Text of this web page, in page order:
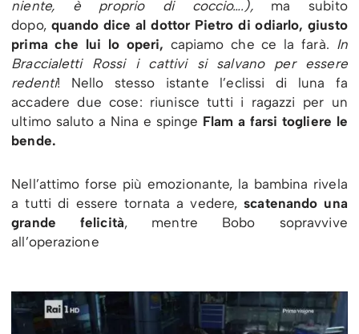
niente, è proprio di coccio….), ma subito
dopo, quando dice al dottor Pietro di odiarlo, giusto
prima che lui lo operi, capiamo che ce la farà. In
Braccialetti Rossi i cattivi si salvano per essere
redenti! Nello stesso istante l’eclissi di luna fa
accadere due cose: riunisce tutti i ragazzi per un
ultimo saluto a Nina e spinge Flam a farsi togliere le
bende.
Nell’attimo forse più emozionante, la bambina rivela
a tutti di essere tornata a vedere,scatenando una
grande felicità, mentre Bobo sopravvive
all’operazione